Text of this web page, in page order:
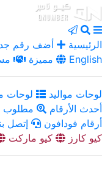
الرئيسية أضف رقم
مميزة
English
لوحات مواليد لوحات
أحدث الأرقام
مطلوب
أرقام فودافون
إتصل
كيو كارز
كيو ماركت